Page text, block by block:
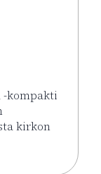
-kompakti
kirkon